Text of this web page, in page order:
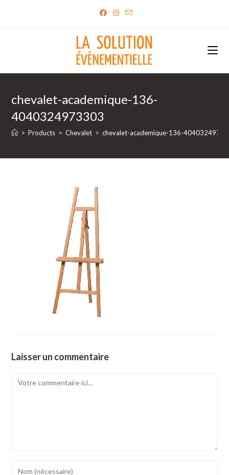
chevalet-academique-136-
4040324973303
> Products > Chevalet > chevalet-academique-136-
Laisser un commentaire
Comment